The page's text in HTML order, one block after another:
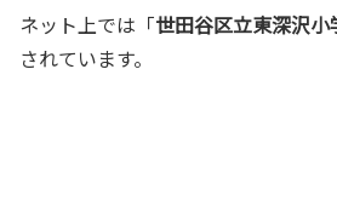
ネット上では「世田谷区立東深沢小
されています。